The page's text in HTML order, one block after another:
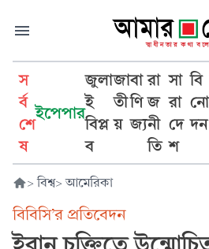
স
র্ব
শে
ষ
ইপেপার
জুলা
ই
বিপ্ল
ব
জা
তী
য়
বা
ণি
জ্য
রা
জ
নী
তি
সা
রা
দে
শ
বি
নো
দন
> বিশ্ব> আমেরিকা
বিবিসি’র প্রতিবেদন